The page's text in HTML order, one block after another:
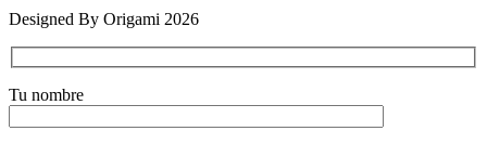
Designed By Origami 2026
Tu nombre